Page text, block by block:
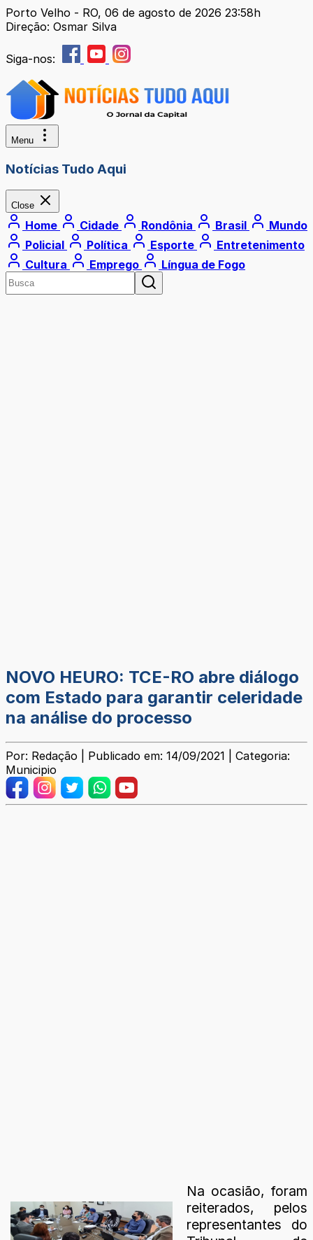
Porto Velho - RO, 06 de agosto de 2026 23:58h
Direção: Osmar Silva
Siga-nos:
Menu
Notícias Tudo Aqui
Close
Home Cidade Rondônia Brasil
Mundo
Policial
Política Esporte
Entretenimento
Cultura
Emprego Língua de Fogo
NOVO HEURO: TCE-RO abre diálogo
com Estado para garantir celeridade
na análise do processo
Por: Redação | Publicado em: 14/09/2021 | Categoria:
Municipio
Na ocasião, foram
reiterados, pelos
representantes do